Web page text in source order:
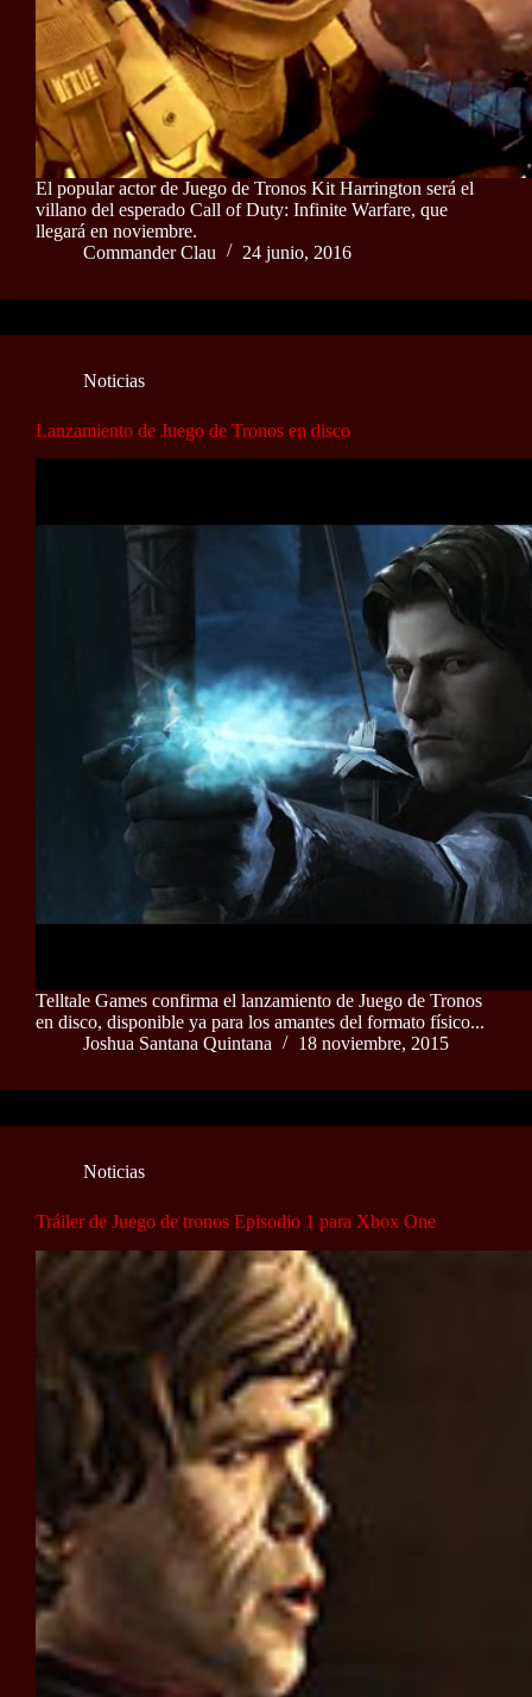
El popular actor de Juego de Tronos Kit Harrington será el
villano del esperado Call of Duty: Infinite Warfare, que
llegará en noviembre.
Commander Clau
24 junio, 2016
Noticias
Lanzamiento de Juego de Tronos en disco
Telltale Games confirma el lanzamiento de Juego de Tronos
en disco, disponible ya para los amantes del formato físico...
Joshua Santana Quintana
18 noviembre, 2015
Noticias
Tráiler de Juego de tronos Episodio 1 para Xbox One